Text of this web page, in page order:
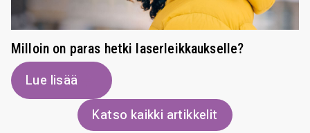
Milloin on paras hetki laserleikkaukselle?
Lue lisää
Katso kaikki artikkelit